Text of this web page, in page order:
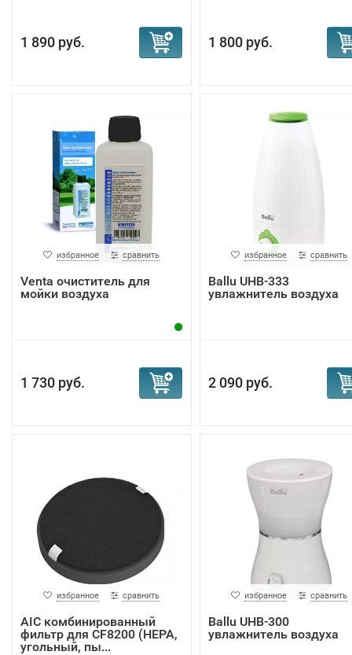
1 890 руб. 1 800 руб.
избранное сравнить
Venta очиститель для
мойки воздуха
1 730 руб.
избранное сравнить
Ballu UHB-333
увлажнитель воздуха
2 090 руб.
избранное сравнить
AIC комбинированный
фильтр для CF8200 (НЕРА,
угольный, пы...
избранное сравнить
Ballu UHB-300
увлажнитель воздуха